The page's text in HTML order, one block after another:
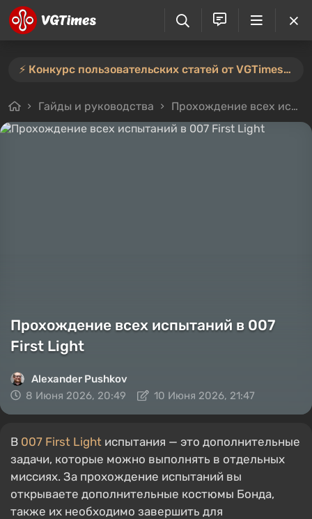
⚡️ Конкурс пользовательских статей от VGTimes продлён — участвуйте тут ⚡️
Гайды и руководства Прохождение всех испытаний в 007 First Light
Прохождение всех испытаний в 007
First Light
Alexander Pushkov
8 Июня 2026, 20:49
10 Июня 2026, 21:47
В 007 First Light испытания — это дополнительные
задачи, которые можно выполнять в отдельных
миссиях. За прохождение испытаний вы
открываете дополнительные костюмы Бонда,
также их необходимо завершить для